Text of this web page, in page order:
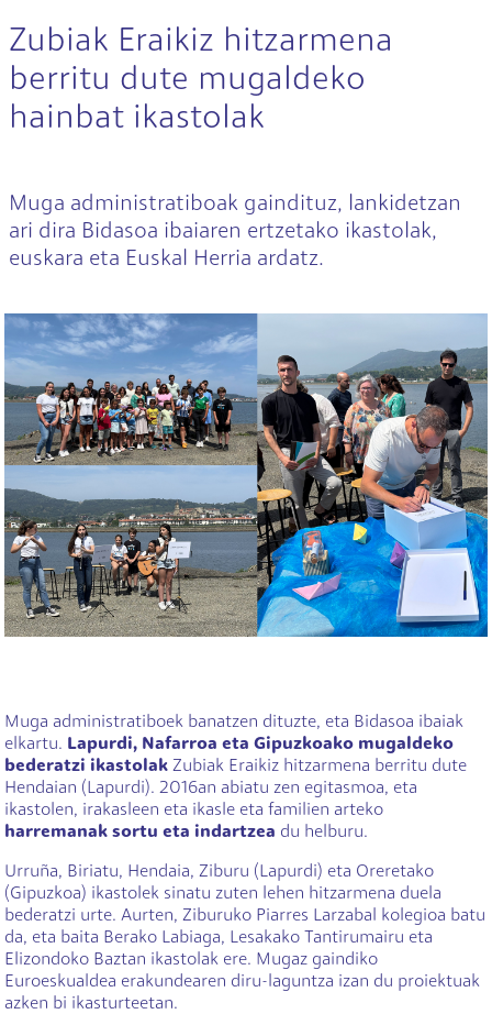
Zubiak Eraikiz hitzarmena
berritu dute mugaldeko
hainbat ikastolak
Muga administratiboak gaindituz, lankidetzan
ari dira Bidasoa ibaiaren ertzetako ikastolak,
euskara eta Euskal Herria ardatz.
Muga administratiboek banatzen dituzte, eta Bidasoa ibaiak
elkartu. Lapurdi, Nafarroa eta Gipuzkoako mugaldeko
bederatzi ikastolak Zubiak Eraikiz hitzarmena berritu dute
Hendaian (Lapurdi). 2016an abiatu zen egitasmoa, eta
ikastolen, irakasleen eta ikasle eta familien arteko
harremanak sortu eta indartzea du helburu.
Urruña, Biriatu, Hendaia, Ziburu (Lapurdi) eta Oreretako
(Gipuzkoa) ikastolek sinatu zuten lehen hitzarmena duela
bederatzi urte. Aurten, Ziburuko Piarres Larzabal kolegioa batu
da, eta baita Berako Labiaga, Lesakako Tantirumairu eta
Elizondoko Baztan ikastolak ere. Mugaz gaindiko
Euroeskualdea erakundearen diru-laguntza izan du proiektuak
azken bi ikasturteetan.